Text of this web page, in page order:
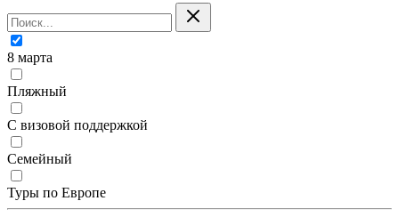
8 марта
Пляжный
С визовой поддержкой
Семейный
Туры по Европе